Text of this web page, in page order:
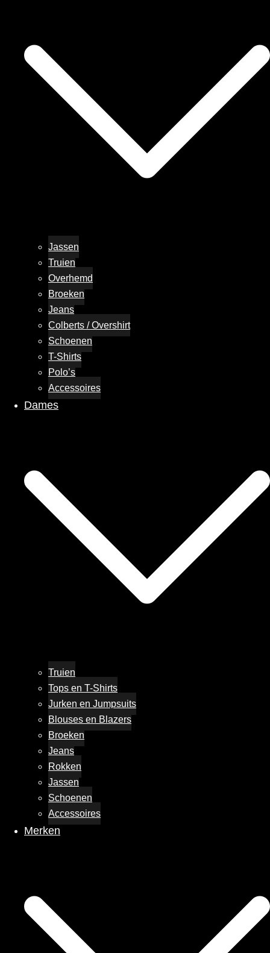
Jassen
Truien
Overhemd
Broeken
Jeans
Colberts / Overshirt
Schoenen
T-Shirts
Polo’s
Accessoires
Dames
Truien
Tops en T-Shirts
Jurken en Jumpsuits
Blouses en Blazers
Broeken
Jeans
Rokken
Jassen
Schoenen
Accessoires
Merken